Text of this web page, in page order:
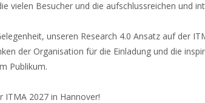
vielen Besucher und die aufschlussreichen und
unseren Research 4.0 Ansatz auf der
der Organisation für die Einladung und die
Publikum.
ITMA 2027 in Hannover!